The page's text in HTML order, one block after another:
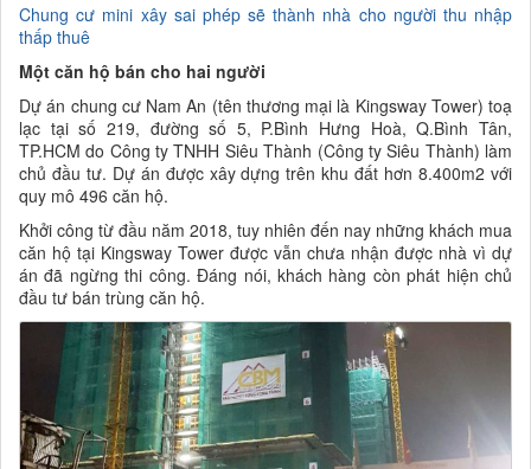
Chung cư mini xây sai phép sẽ thành nhà cho người thu nhập
thấp thuê
Một căn hộ bán cho hai người
Dự án chung cư Nam An (tên thương mại là Kingsway Tower) toạ
lạc tại số 219, đường số 5, P.Bình Hưng Hoà, Q.Bình Tân,
TP.HCM do Công ty TNHH Siêu Thành (Công ty Siêu Thành) làm
chủ đầu tư. Dự án được xây dựng trên khu đất hơn 8.400m2 với
quy mô 496 căn hộ.
Khởi công từ đầu năm 2018, tuy nhiên đến nay những khách mua
căn hộ tại Kingsway Tower được vẫn chưa nhận được nhà vì dự
án đã ngừng thi công. Đáng nói, khách hàng còn phát hiện chủ
đầu tư bán trùng căn hộ.